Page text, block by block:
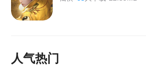
人气热门